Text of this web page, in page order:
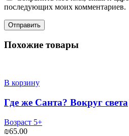
последующих моих комментариев.
Похожие товары
В корзину
Где же Санта? Вокруг света
Возраст 5+
₪65.00